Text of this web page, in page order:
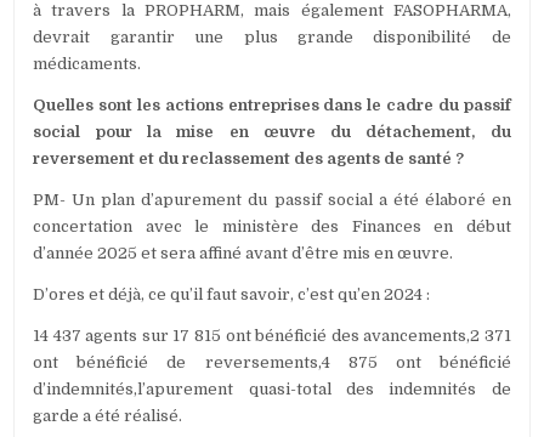
à travers la PROPHARM, mais également FASOPHARMA,
devrait garantir une plus grande disponibilité de
médicaments.
Quelles sont les actions entreprises dans le cadre du passif
social pour la mise en œuvre du détachement, du
reversement et du reclassement des agents de santé ?
PM- Un plan d’apurement du passif social a été élaboré en
concertation avec le ministère des Finances en début
d’année 2025 et sera affiné avant d’être mis en œuvre.
D’ores et déjà, ce qu’il faut savoir, c’est qu’en 2024 :
14 437 agents sur 17 815 ont bénéficié des avancements,2 371
ont bénéficié de reversements,4 875 ont bénéficié
d’indemnités,l’apurement quasi-total des indemnités de
garde a été réalisé.